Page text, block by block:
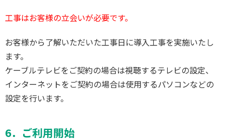
工事はお客様の立会いが必要です。
お客様から了解いただいた工事日に導入工事を実施いたし
ます。
ケーブルテレビをご契約の場合は視聴するテレビの設定、
インターネットをご契約の場合は使用するパソコンなどの
設定を行います。
6．ご利用開始